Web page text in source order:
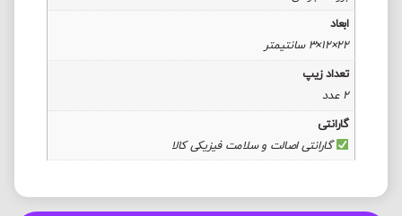
ابعاد
22×12×3 سانتیمتر
تعداد زیپ
2 عدد
گارانتی
گارانتی اصالت و سلامت فیزیکی کالا